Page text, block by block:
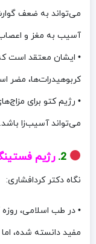
می‌تواند به ضعف
آسیب به مغز و
• ایشان معتقد است
کربوهیدرات‌ها، مضر
• رژیم کتو برای
می‌تواند آسیب‌زا باشد.
2. رژیم
نگاه دکتر کردافشاری:
• در طب اسلامی،
مفید دانسته شده،